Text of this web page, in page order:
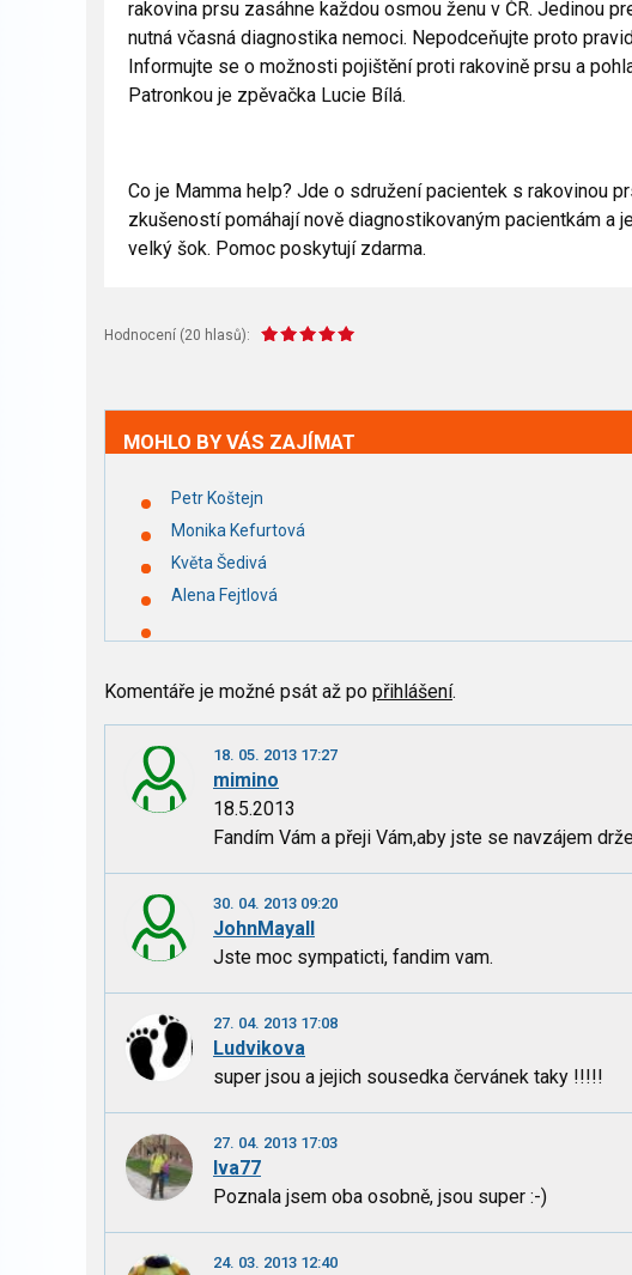
rakovina prsu zasáhne každou osmou ženu v ČR. Jedinou
nutná včasná diagnostika nemoci. Nepodceňujte proto
Informujte se o možnosti pojištění proti rakovině prsu a
Patronkou je zpěvačka Lucie Bílá.
Co je Mamma help? Jde o sdružení pacientek s rakovinou
zkušeností pomáhají nově diagnostikovaným pacientkám a
velký šok. Pomoc poskytují zdarma.
Hodnocení (20 hlasů):
MOHLO BY VÁS ZAJÍMAT
Petr Koštejn
Monika Kefurtová
Květa Šedivá
Alena Fejtlová
Komentáře je možné psát až po přihlášení.
18. 05. 2013 17:27
mimino
18.5.2013
Fandím Vám a přeji Vám,aby jste se navzájem
30. 04. 2013 09:20
JohnMayall
Jste moc sympaticti, fandim vam.
27. 04. 2013 17:08
Ludvikova
super jsou a jejich sousedka červánek taky !!!!!
27. 04. 2013 17:03
Iva77
Poznala jsem oba osobně, jsou super :-)
24. 03. 2013 12:40